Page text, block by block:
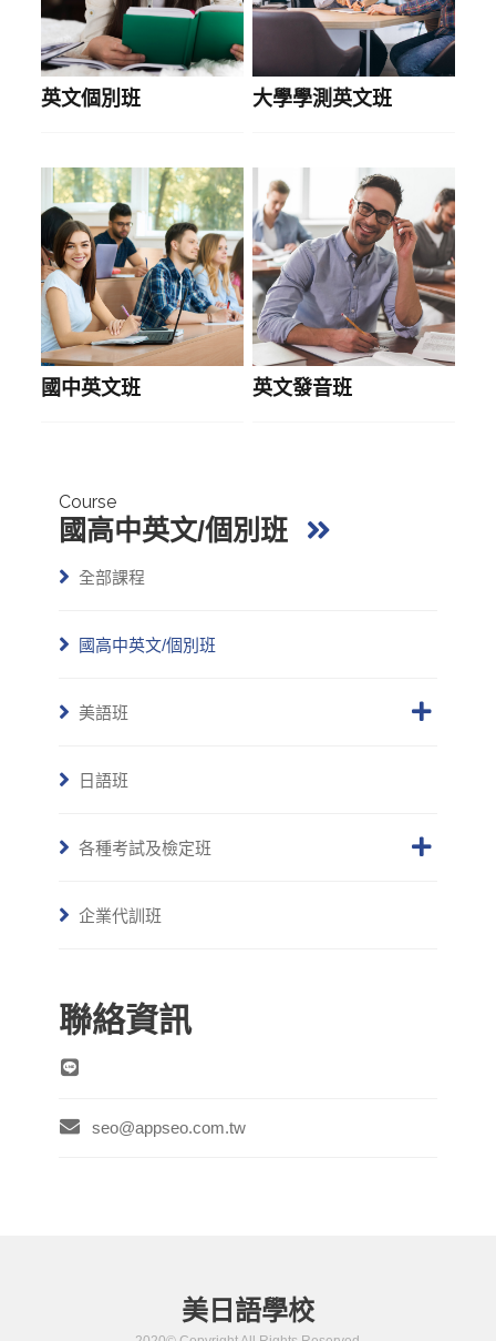
英文個別班 大學學測英文班
國中英文班 英文發音班
Course
國高中英文/個別班
全部課程
國高中英文/個別班
美語班
日語班
各種考試及檢定班
企業代訓班
聯絡資訊
seo@appseo.com.tw
美日語學校